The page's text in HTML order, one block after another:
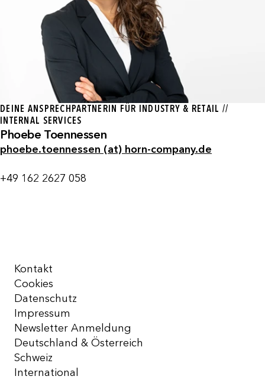
DEINE ANSPRECHPARTNERIN FÜR INDUSTRY & RETAIL //
INTERNAL SERVICES
Phoebe Toennessen
phoebe.toennessen (at) horn-company.de
+49 162 2627 058
Kontakt
Cookies
Datenschutz
Impressum
Newsletter Anmeldung
Deutschland & Österreich
Schweiz
International